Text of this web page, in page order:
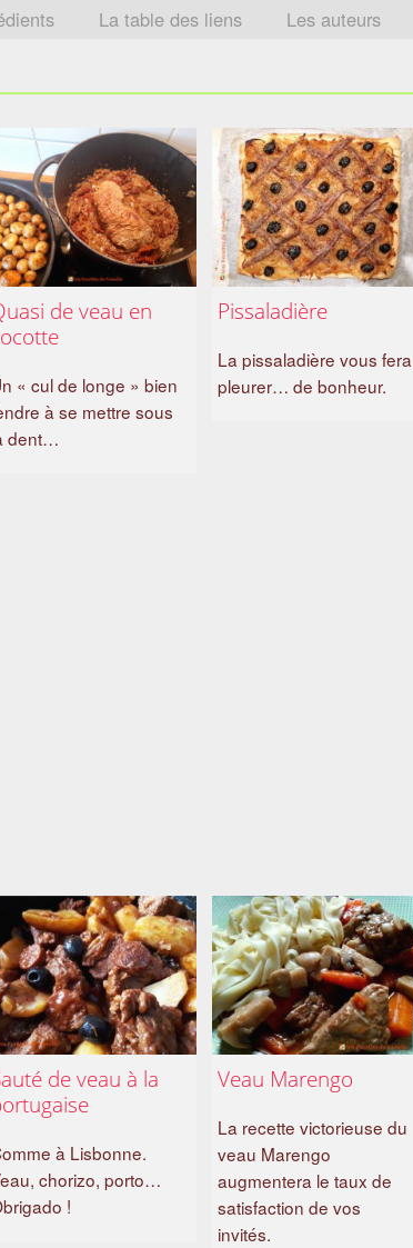
La table des liens Les auteurs
de veau en
« cul de longe » bien
à se mettre sous
dent…
Pissaladière
La pissaladière vous fera
pleurer… de bonheur.
de veau à la
à Lisbonne.
chorizo, porto…
!
Veau Marengo
La recette victorieuse du
veau Marengo
augmentera le taux de
satisfaction de vos
invités.